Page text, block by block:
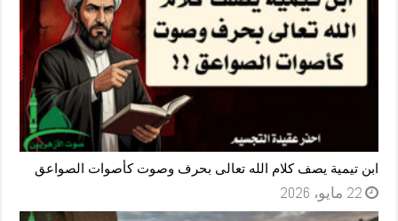
ابن تيمية يصف كلام الله تعالى بحرف وصوت كأصوات الصواعق
22 مايو، 2026